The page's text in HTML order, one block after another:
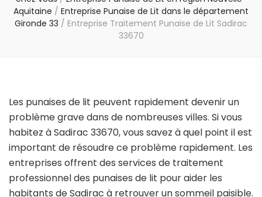
Aquitaine / Entreprise Punaise de Lit dans le département
Gironde 33 / Entreprise Traitement Punaise de Lit Sadirac
33670
Les punaises de lit peuvent rapidement devenir un
problème grave dans de nombreuses villes. Si vous
habitez à Sadirac 33670, vous savez à quel point il est
important de résoudre ce problème rapidement. Les
entreprises offrent des services de traitement
professionnel des punaises de lit pour aider les
habitants de Sadirac à retrouver un sommeil paisible.